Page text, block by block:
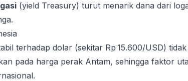
(yield Treasury) turut menarik dana dari
terhadap dolar (sekitar Rp 15.600/USD) tidak
pada harga perak Antam, sehingga faktor